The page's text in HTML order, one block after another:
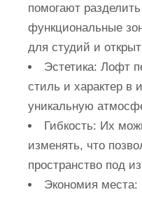
помогают
функциональные
для студий и
Эстетика: Лофт
стиль и характер в
уникальную
Гибкость: Их
изменять, что
пространство под
Экономия места: